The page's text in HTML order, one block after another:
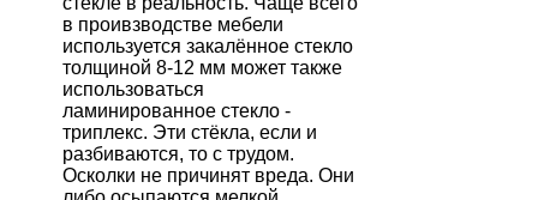
в проивзводстве мебели
используется закалённое стекло
толщиной 8-12 мм может также
использоваться
ламинированное стекло -
триплекс. Эти стёкла, если и
разбиваются, то с трудом.
Осколки не причинят вреда. Они